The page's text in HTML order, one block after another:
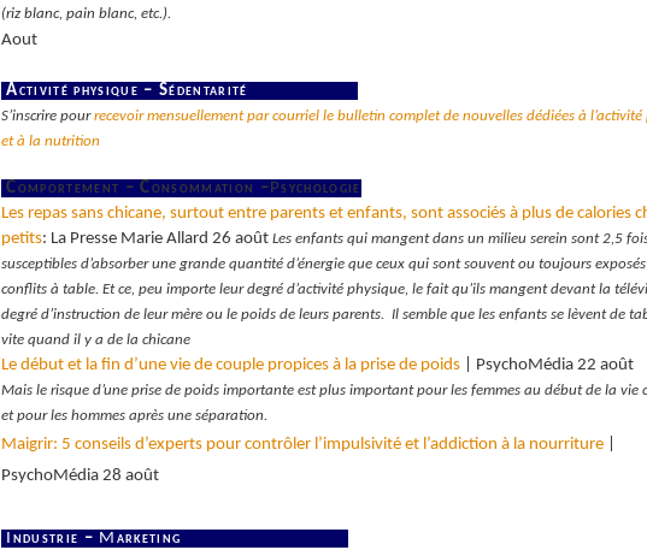
(riz blanc, pain blanc, etc.).
Aout
Activité physique – Sédentarité
S’inscrire pourrecevoir mensuellement par courriel le bulletin complet de nouvelles dédiées à l’activité
et à la nutrition
Comportement – Consommation – Psychologie
Les repas sans chicane, surtout entre parents et enfants, sont associés à plus de calories
petits: La Presse Marie Allard 26 août Les enfants qui mangent dans un milieu serein sont 2,5
susceptibles d’absorber une grande quantité d’énergie que ceux qui sont souvent ou toujours
conflits à table. Et ce, peu importe leur degré d’activité physique, le fait qu’ils mangent devant la
degré d’instruction de leur mère ou le poids de leurs parents. Il semble que les enfants se lèvent de
vite quand il y a de la chicane
Le début et la fin d’une vie de couple propices à la prise de poids| PsychoMédia 22 août
Mais le risque d’une prise de poids importante est plus important pour les femmes au début de la vie
et pour les hommes après une séparation.
Maigrir: 5 conseils d’experts pour contrôler l’impulsivité et l’addiction à la nourriture|
PsychoMédia 28 août
I ndustrie – M arketing